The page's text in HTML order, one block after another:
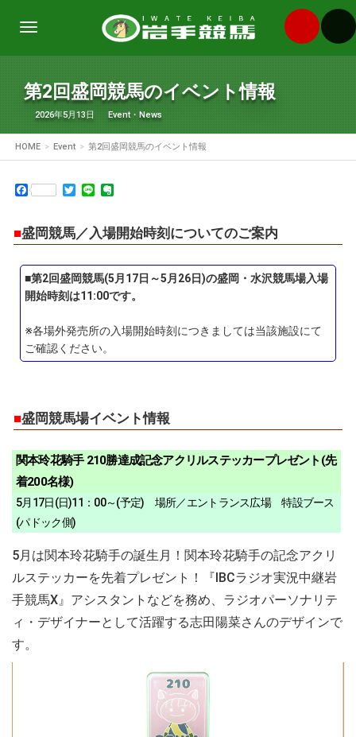
Toggle
第2回盛岡競馬のイベント情報
2026年5月13日 Event・News
HOME Event 第2回盛岡競馬のイベント情報
FacebookTwitter
Line
■盛岡競馬／入場開始時刻についてのご案内
■第2回盛岡競馬(5月17日～5月26日)の盛岡・水沢競馬場入場
開始時刻は11:00です。
※各場外発売所の入場開始時刻につきましては当該施設にて
ご確認ください。
■盛岡競馬場イベント情報
関本玲花騎手 210勝達成記念アクリルステッカープレゼント(先
着200名様)
5月17日(日)11：00～(予定) 場所／エントランス広場 特設ブース
(パドック側)
5月は関本玲花騎手の誕生月！関本玲花騎手の記念アクリ
ルステッカーを先着プレゼント！『IBCラジオ実況中継岩
手競馬X』アシスタントなどを務め、ラジオパーソナリテ
ィ・デザイナーとして活躍する志田陽菜さんのデザインで
す。